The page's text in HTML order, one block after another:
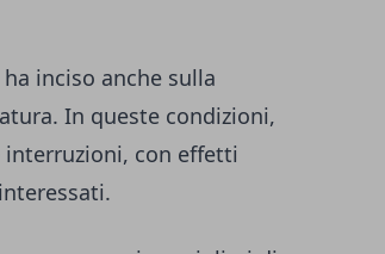
inciso anche sulla
In queste condizioni,
con effetti